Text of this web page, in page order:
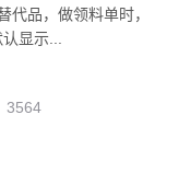
代品，做领料单时，
显示...
3564